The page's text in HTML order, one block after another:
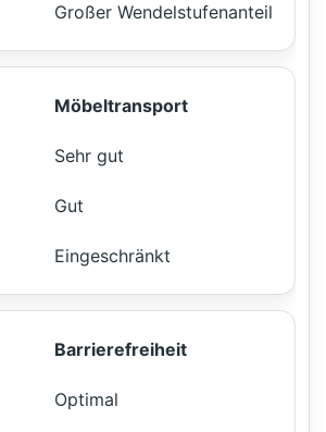
Großer Wendelstufenanteil
Möbeltransport
Sehr gut
Gut
Eingeschränkt
Barrierefreiheit
Optimal